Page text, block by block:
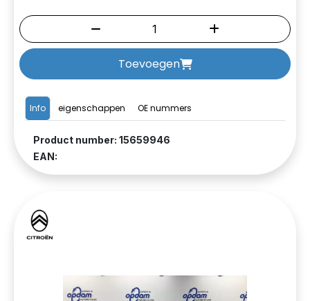
Info eigenschappen OE nummers
Product number: 15659946
EAN:
Toevoegen